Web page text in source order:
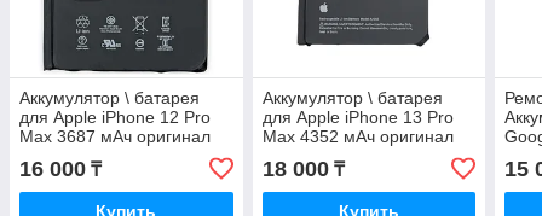
Аккумулятор \ батарея
для Apple iPhone 12 Pro
Max 3687 мАч оригинал
16 000 ₸
Купить
Аккумулятор \ батарея
для Apple iPhone 13 Pro
Max 4352 мАч оригинал
18 000₸
Купить
15